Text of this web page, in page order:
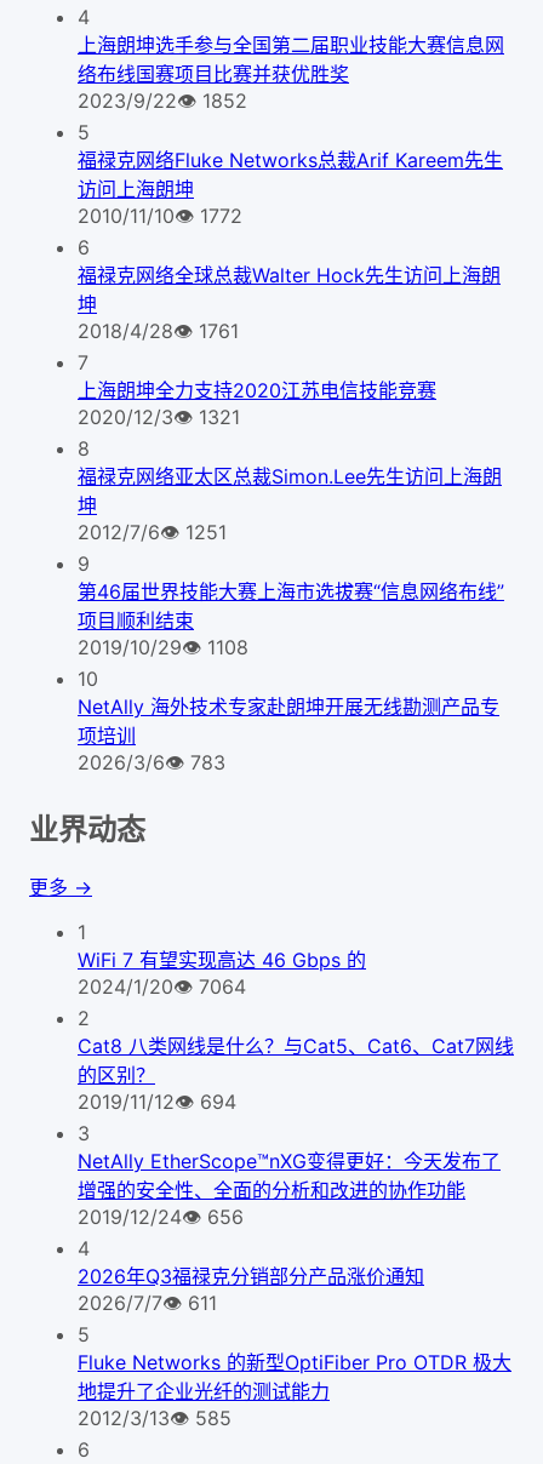
4
上海朗坤选手参与全国第二届职业技能大赛信息网
络布线国赛项目比赛并获优胜奖
2023/9/22👁 1852
5
福禄克网络Fluke Networks总裁Arif Kareem先生
访问上海朗坤
2010/11/10👁 1772
6
福禄克网络全球总裁Walter Hock先生访问上海朗
坤
2018/4/28👁 1761
7
上海朗坤全力支持2020江苏电信技能竞赛
2020/12/3👁 1321
8
福禄克网络亚太区总裁Simon.Lee先生访问上海朗
坤
2012/7/6👁 1251
9
第46届世界技能大赛上海市选拔赛“信息网络布线”
项目顺利结束
2019/10/29👁 1108
10
NetAlly 海外技术专家赴朗坤开展无线勘测产品专
项培训
2026/3/6👁 783
业界动态
更多 →
1
WiFi 7 有望实现高达 46 Gbps 的
2024/1/20👁 7064
2
Cat8 八类网线是什么？与Cat5、Cat6、Cat7网线
的区别？
2019/11/12👁 694
3
NetAlly EtherScope™nXG变得更好：今天发布了
增强的安全性、全面的分析和改进的协作功能
2019/12/24👁 656
4
2026年Q3福禄克分销部分产品涨价通知
2026/7/7👁 611
5
Fluke Networks 的新型OptiFiber Pro OTDR 极大
地提升了企业光纤的测试能力
2012/3/13👁 585
6